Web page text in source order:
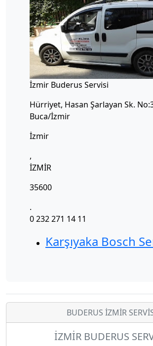
İzmir Buderus Servisi
Hürriyet, Hasan Şarlayan Sk.
Buca/İzmir
İzmir
,
İZMİR
35600
.
0 232 271 14 11
Karşıyaka Bosch
BUDERUS İZMİR
İZMİR BUDERUS